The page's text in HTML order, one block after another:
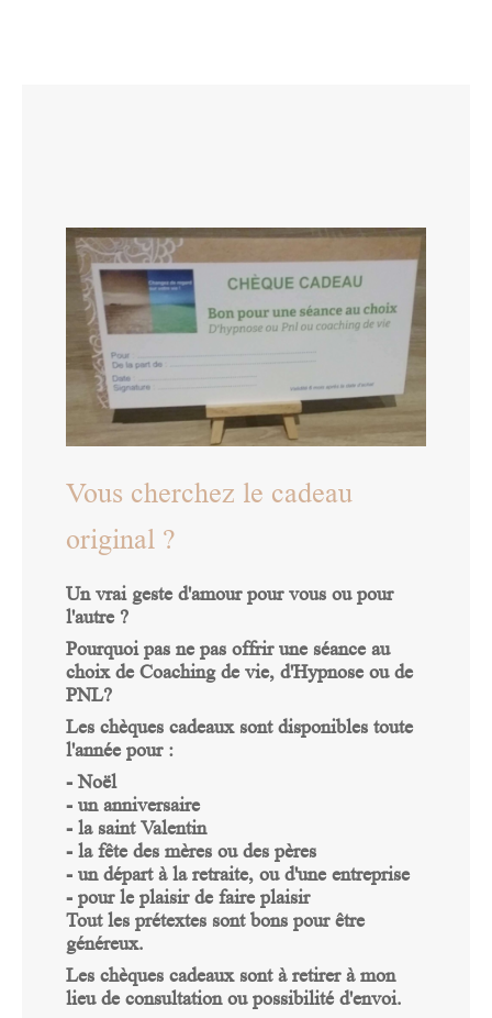
Vous cherchez le cadeau
original ?
Un vrai geste d'amour pour vous ou pour
l'autre ?
Pourquoi pas ne pas offrir une séance au
choix de Coaching de vie, d'Hypnose ou de
PNL?
Les chèques cadeaux sont disponibles toute
l'année pour :
- Noël
- un anniversaire
- la saint Valentin
- la fête des mères ou des pères
- un départ à la retraite, ou d'une entreprise
- pour le plaisir de faire plaisir
Tout les prétextes sont bons pour être
généreux.
Les chèques cadeaux sont à retirer à mon
lieu de consultation ou possibilité d'envoi.